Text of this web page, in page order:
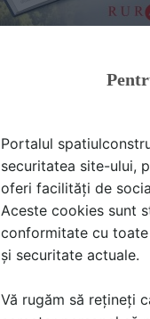
Portalul
securitatea site-ului,
oferi facilități de
Aceste cookies sunt
conformitate cu
și securitate actuale.
Vă rugăm să rețineți